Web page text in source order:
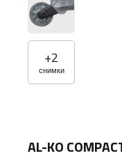
+2
снимки
AL-KO